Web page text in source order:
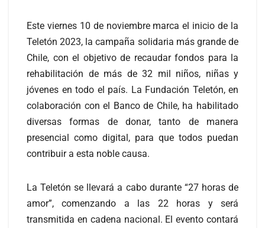
Este viernes 10 de noviembre marca el inicio de la
Teletón 2023, la campaña solidaria más grande de
Chile, con el objetivo de recaudar fondos para la
rehabilitación de más de 32 mil niños, niñas y
jóvenes en todo el país. La Fundación Teletón, en
colaboración con el Banco de Chile, ha habilitado
diversas formas de donar, tanto de manera
presencial como digital, para que todos puedan
contribuir a esta noble causa.
La Teletón se llevará a cabo durante “27 horas de
amor”, comenzando a las 22 horas y será
transmitida en cadena nacional. El evento contará